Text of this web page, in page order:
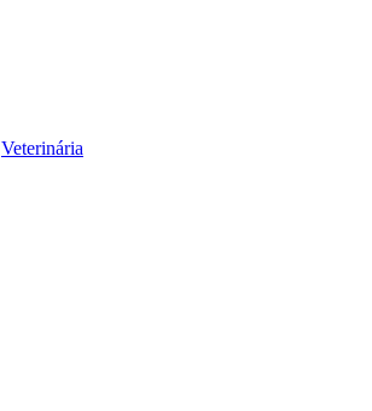
Veterinária